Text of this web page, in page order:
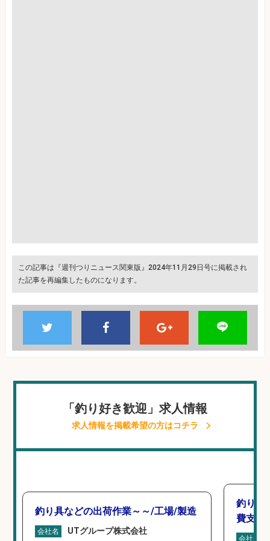
この記事は『週刊つりニュース関東版』2024年11月29日号に掲載され
た記事を再編集したものになります。
「釣り好き歓迎」求人情報
求人情報を掲載希望の方はコチラ
釣り具などの出荷作業～～/工場/製造
会社名 UTグループ株式会社
釣り具
費支給
会社名